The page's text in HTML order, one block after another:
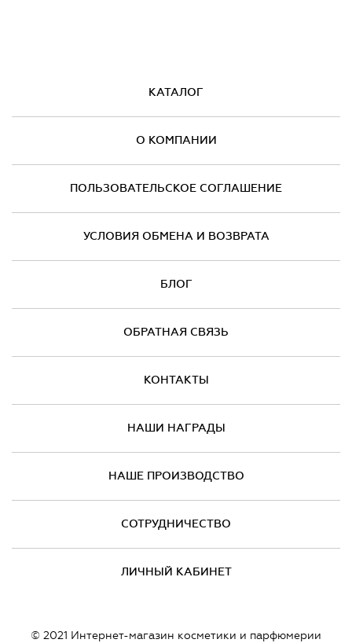
КАТАЛОГ
О КОМПАНИИ
ПОЛЬЗОВАТЕЛЬСКОЕ СОГЛАШЕНИЕ
УСЛОВИЯ ОБМЕНА И ВОЗВРАТА
БЛОГ
ОБРАТНАЯ СВЯЗЬ
КОНТАКТЫ
НАШИ НАГРАДЫ
НАШЕ ПРОИЗВОДСТВО
СОТРУДНИЧЕСТВО
ЛИЧНЫЙ КАБИНЕТ
© 2021 Интернет-магазин косметики и парфюмерии